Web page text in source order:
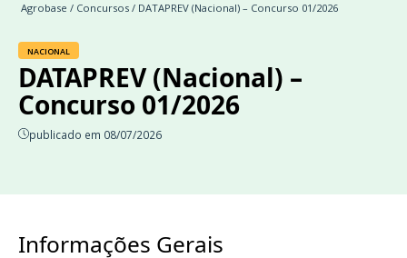
Agrobase / Concursos / DATAPREV (Nacional) – Concurso 01/2026
NACIONAL
DATAPREV (Nacional) –
Concurso 01/2026
publicado em 08/07/2026
Informações Gerais